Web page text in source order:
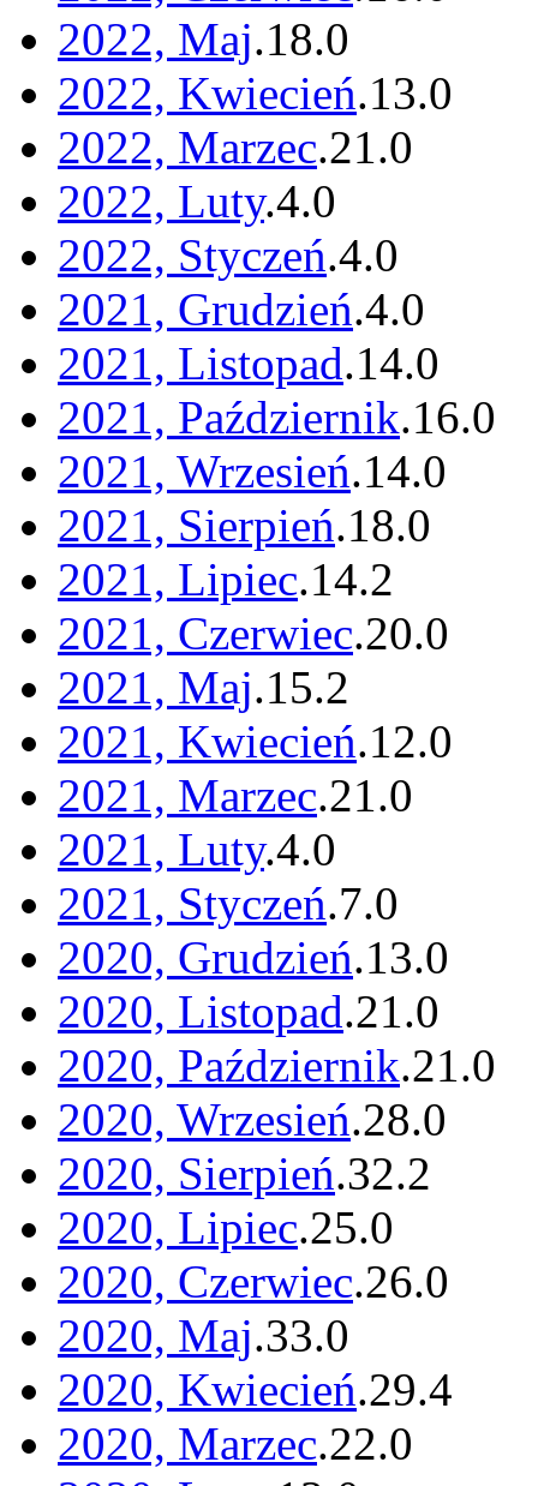
2022, Maj.18.0
2022, Kwiecień.13.0
2022, Marzec.21.0
2022, Luty.4.0
2022, Styczeń.4.0
2021, Grudzień.4.0
2021, Listopad.14.0
2021, Październik.16.0
2021, Wrzesień.14.0
2021, Sierpień.18.0
2021, Lipiec.14.2
2021, Czerwiec.20.0
2021, Maj.15.2
2021, Kwiecień.12.0
2021, Marzec.21.0
2021, Luty.4.0
2021, Styczeń.7.0
2020, Grudzień.13.0
2020, Listopad.21.0
2020, Październik.21.0
2020, Wrzesień.28.0
2020, Sierpień.32.2
2020, Lipiec.25.0
2020, Czerwiec.26.0
2020, Maj.33.0
2020, Kwiecień.29.4
2020, Marzec.22.0